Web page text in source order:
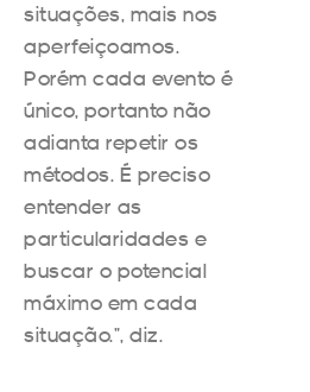
situações, mais nos
aperfeiçoamos.
Porém cada evento é
único, portanto não
adianta repetir os
métodos. É preciso
entender as
particularidades e
buscar o potencial
máximo em cada
situação.”, diz.